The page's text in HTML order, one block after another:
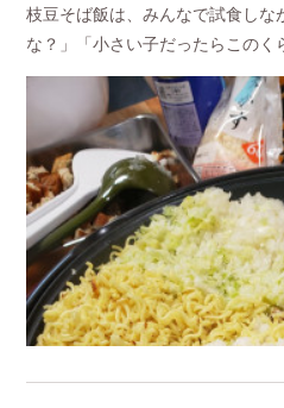
枝豆そば飯は、みんなで試食し
な？」「小さい子だったらこの